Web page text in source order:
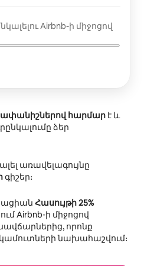
Airbnb-ի միջոցով
հարմար է և
ձեր
առավելագույնը
գիշեր։
Հասույթի 25%
Airbnb-ի միջոցով
որոնք
նախահաշվում։